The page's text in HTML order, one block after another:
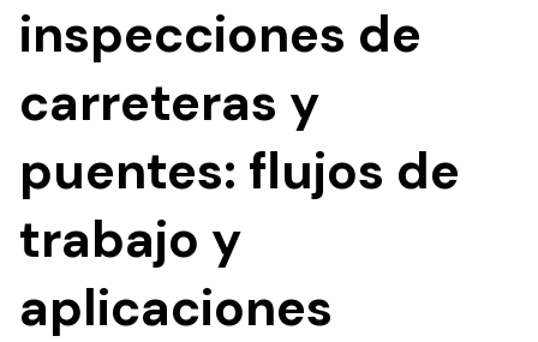
inspecciones de
carreteras y
puentes: flujos de
trabajo y
aplicaciones